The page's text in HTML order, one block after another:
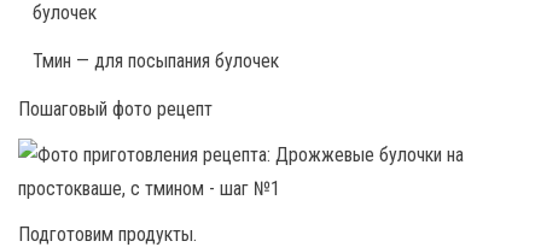
булочек
Тмин — для посыпания булочек
Пошаговый фото рецепт
Подготовим продукты.